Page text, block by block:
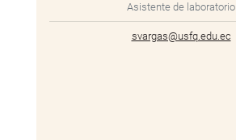
Asistente de laboratorio
svargas@usfq.edu.ec